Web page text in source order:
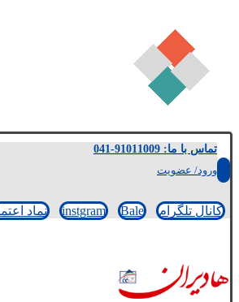
تماس با ما: 91011009-041
ورود/ عضویت
کانال تلگرام instgram Bale نماد